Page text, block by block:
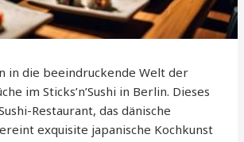
in die beeindruckende Welt der
im Sticks’n’Sushi in Berlin. Dieses
Restaurant, das dänische
exquisite japanische Kochkunst